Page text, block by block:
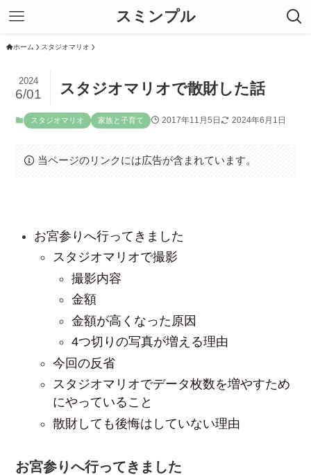
スミンプル
ホーム スタジオマリオ
スタジオマリオで散財した話
2024
6/01
スタジオマリオ 家族と子育て 2017年11月5日 2024年6月1日
当ページのリンクには広告が含まれています。
お宮参りへ行ってきました
スタジオマリオで撮影
撮影内容
金額
金額が高くなった原因
4つ切りの写真が増える理由
今回の反省
スタジオマリオでデータ枚数を増やすため
にやっていること
散財しても後悔はしていない理由
お宮参りへ行ってきました